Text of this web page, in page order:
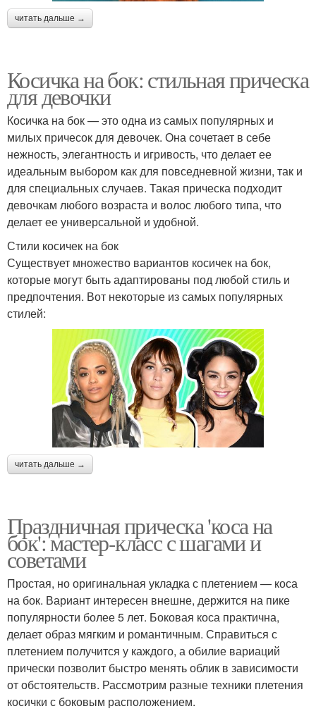
читать дальше →
Косичка на бок: стильная прическа
для девочки
Косичка на бок — это одна из самых популярных и
милых причесок для девочек. Она сочетает в себе
нежность, элегантность и игривость, что делает ее
идеальным выбором как для повседневной жизни, так и
для специальных случаев. Такая прическа подходит
девочкам любого возраста и волос любого типа, что
делает ее универсальной и удобной.
Стили косичек на бок
Существует множество вариантов косичек на бок,
которые могут быть адаптированы под любой стиль и
предпочтения. Вот некоторые из самых популярных
стилей:
читать дальше →
Праздничная прическа 'коса на
бок': мастер-класс с шагами и
советами
Простая, но оригинальная укладка с плетением — коса
на бок. Вариант интересен внешне, держится на пике
популярности более 5 лет. Боковая коса практична,
делает образ мягким и романтичным. Справиться с
плетением получится у каждого, а обилие вариаций
прически позволит быстро менять облик в зависимости
от обстоятельств. Рассмотрим разные техники плетения
косички с боковым расположением.